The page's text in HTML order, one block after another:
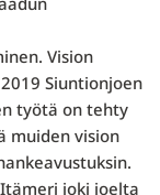
Vision
Siuntionjoen
työtä on tehty
muiden vision
joki joelta